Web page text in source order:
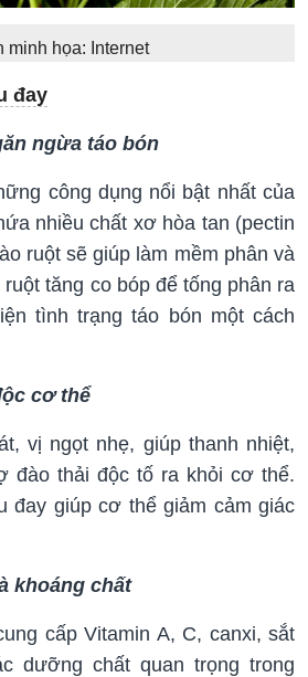
minh họa: Internet
đay
ngừa táo bón
công dụng nổi bật nhất của
nhiều chất xơ hòa tan (pectin
ruột sẽ giúp làm mềm phân và
tăng co bóp để tống phân ra
tình trạng táo bón một cách
cơ thể
vị ngọt nhẹ, giúp thanh nhiệt,
đào thải độc tố ra khỏi cơ thể.
đay giúp cơ thể giảm cảm giác
khoáng chất
cấp Vitamin A, C, canxi, sắt
dưỡng chất quan trọng trong